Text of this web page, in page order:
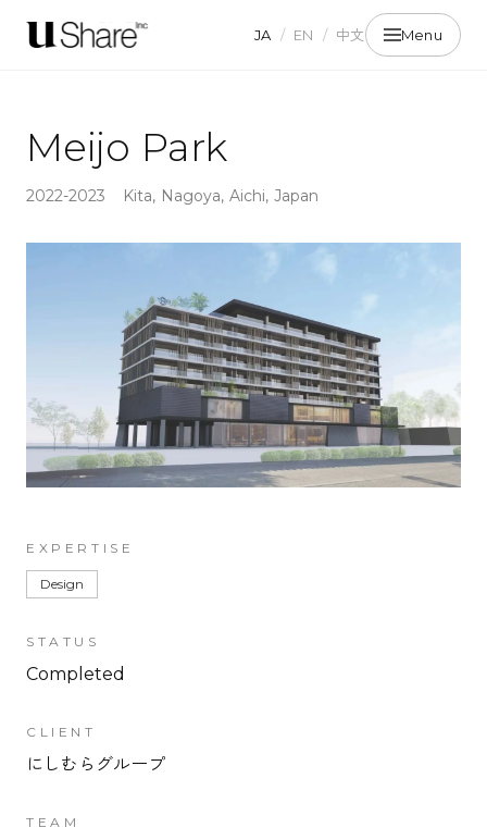
JA / EN / 中文 Menu
Meijo Park
2022-2023 Kita, Nagoya, Aichi, Japan
EXPERTISE
Design
STATUS
Completed
CLIENT
にしむらグループ
TEAM